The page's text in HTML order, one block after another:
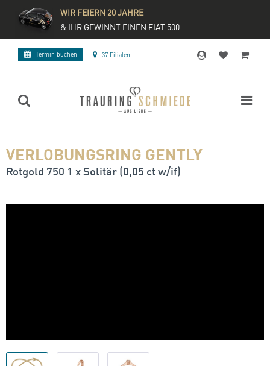
WIR FEIERN 20 JAHRE
& IHR GEWINNT EINEN FIAT 500
Termin buchen 37 Filialen
VERLOBUNGSRING GENTLY
Rotgold 750 1 x Solitär (0,05 ct w/if)